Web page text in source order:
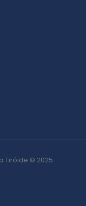
Tiróide © 2025